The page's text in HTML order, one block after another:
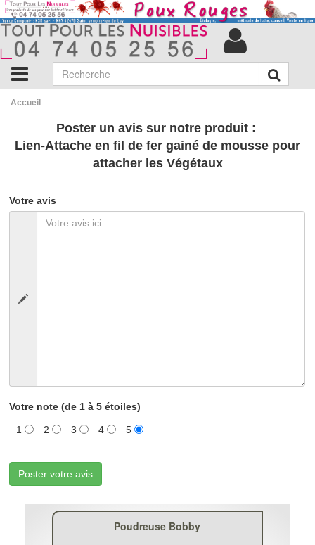
Accueil
Poster un avis sur notre produit :
Lien-Attache en fil de fer gainé de mousse pour
attacher les Végétaux
Votre avis
Votre note (de 1 à 5 étoiles)
1 2 3 4 5
Poster votre avis
Poudreuse Bobby